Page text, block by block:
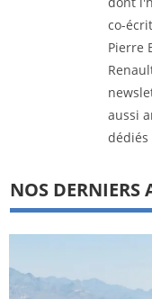
co-
Pierre
aussi
dédiés
NOS DERNIERS